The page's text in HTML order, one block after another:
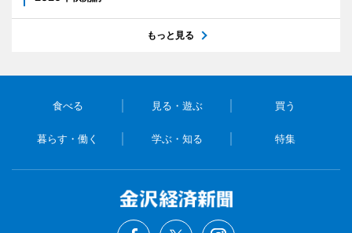
もっと見る
食べる 見る・遊ぶ 買う
暮らす・働く 学ぶ・知る 特集